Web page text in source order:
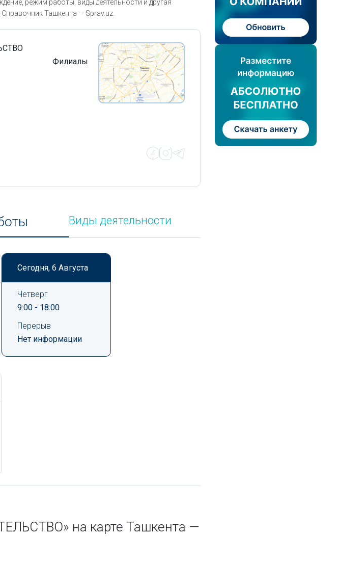
режим работы, виды деятельности и другая
Ташкента — Sprav.uz.
Филиалы
Виды деятельности
Сегодня, 6 Августа
Четверг
9:00 - 18:00
Перерыв
Нет информации
на карте Ташкента —